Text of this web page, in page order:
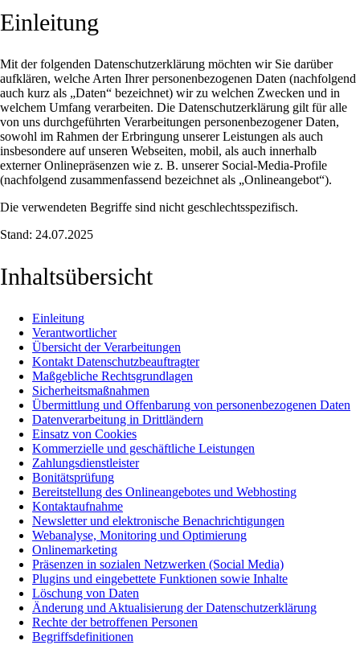
Einleitung
Mit der folgenden Datenschutzerklärung möchten wir Sie darüber
aufklären, welche Arten Ihrer personenbezogenen Daten (nachfolgend
auch kurz als „Daten“ bezeichnet) wir zu welchen Zwecken und in
welchem Umfang verarbeiten. Die Datenschutzerklärung gilt für alle
von uns durchgeführten Verarbeitungen personenbezogener Daten,
sowohl im Rahmen der Erbringung unserer Leistungen als auch
insbesondere auf unseren Webseiten, mobil, als auch innerhalb
externer Onlinepräsenzen wie z. B. unserer Social-Media-Profile
(nachfolgend zusammenfassend bezeichnet als „Onlineangebot“).
Die verwendeten Begriffe sind nicht geschlechtsspezifisch.
Stand: 24.07.2025
Inhaltsübersicht
Einleitung
Verantwortlicher
Übersicht der Verarbeitungen
Kontakt Datenschutzbeauftragter
Maßgebliche Rechtsgrundlagen
Sicherheitsmaßnahmen
Übermittlung und Offenbarung von personenbezogenen Daten
Datenverarbeitung in Drittländern
Einsatz von Cookies
Kommerzielle und geschäftliche Leistungen
Zahlungsdienstleister
Bonitätsprüfung
Bereitstellung des Onlineangebotes und Webhosting
Kontaktaufnahme
Newsletter und elektronische Benachrichtigungen
Webanalyse, Monitoring und Optimierung
Onlinemarketing
Präsenzen in sozialen Netzwerken (Social Media)
Plugins und eingebettete Funktionen sowie Inhalte
Löschung von Daten
Änderung und Aktualisierung der Datenschutzerklärung
Rechte der betroffenen Personen
Begriffsdefinitionen